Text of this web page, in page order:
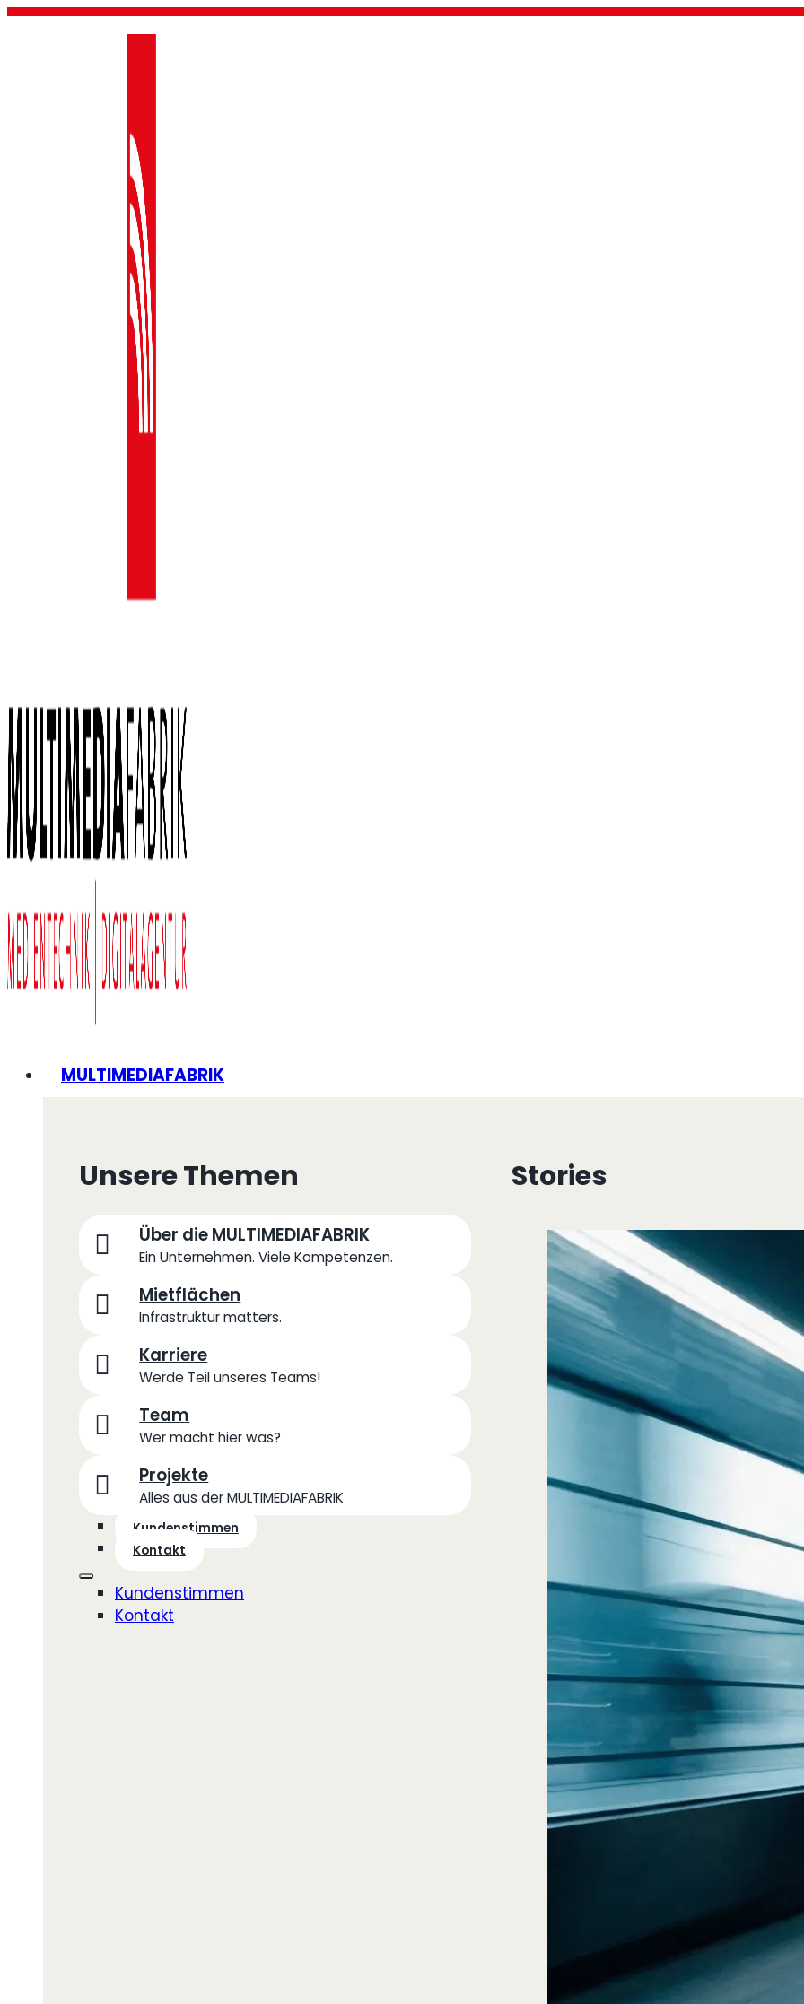
MULTIMEDIAFABRIK
Unsere Themen
Über die MULTIMEDIAFABRIK
Ein Unternehmen. Viele Kompetenzen.
Mietflächen
Infrastruktur matters.
Karriere
Werde Teil unseres Teams!
Team
Wer macht hier was?
Projekte
Alles aus der MULTIMEDIAFABRIK
Kundenstimmen
Kontakt
Kundenstimmen
Kontakt
Stories
Fliegen durch den
FPV-Videos